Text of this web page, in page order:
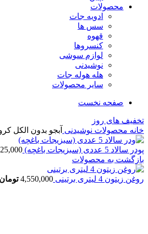
محصولات
ادویه جات
سس ها
قهوه
کنسروها
لوازم سوشی
نوشیدنی
هله هوله جات
سایر محصولات
صفحه نخست
تخفیف های روز
خانه محصولات نوشیدنی آبجو بدون الکل
پودر سالاد 5 عددی (سبزیجات باغچه)
بازگشت به محصولات
روغن زیتون 4 لیتری برتینی 4,550,000 تومان